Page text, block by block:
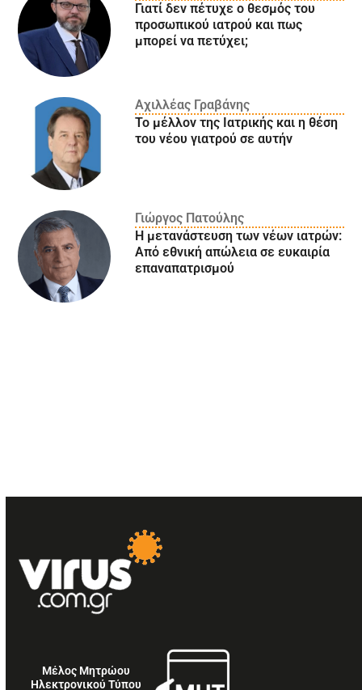
Γιατί δεν πέτυχε ο θεσμός του
προσωπικού ιατρού και πως
μπορεί να πετύχει;
Αχιλλέας Γραβάνης
Το μέλλον της Ιατρικής και η θέση
του νέου γιατρού σε αυτήν
Γιώργος Πατούλης
Η μετανάστευση των νέων ιατρών:
Aπό εθνική απώλεια σε ευκαιρία
επαναπατρισμού
Μέλος Μητρώου
Ηλεκτρονικού Τύπου